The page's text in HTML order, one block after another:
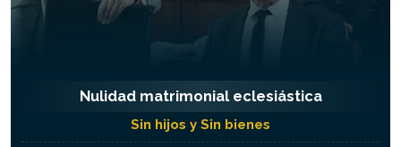
Nulidad matrimonial eclesiástica
Sin hijos y Sin bienes